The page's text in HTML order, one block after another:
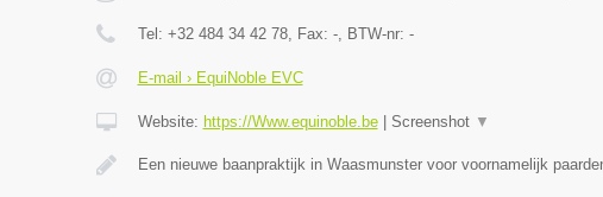
Tel: +32 484 34 42 78, Fax: -, BTW-nr: -
E-mail › EquiNoble EVC
Website: https://Www.equinoble.be| Screenshot ▼
Een nieuwe baanpraktijk in Waasmunster voor voornamelijk